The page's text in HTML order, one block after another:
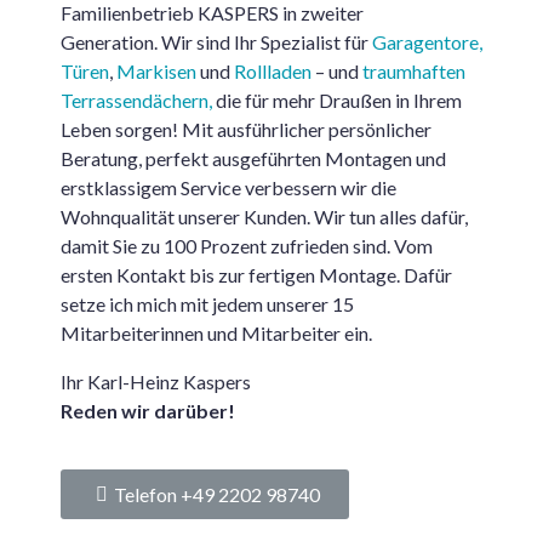
Familienbetrieb KASPERS in zweiter
Generation. Wir sind Ihr Spezialist fürGaragentore,
Türen, Markisenund Rollladen – undtraumhaften
Terrassendächern,die für mehr Draußen in Ihrem
Leben sorgen! Mit ausführlicher persönlicher
Beratung, perfekt ausgeführten Montagen und
erstklassigem Service verbessern wir die
Wohnqualität unserer Kunden. Wir tun alles dafür,
damit Sie zu 100 Prozent zufrieden sind. Vom
ersten Kontakt bis zur fertigen Montage. Dafür
setze ich mich mit jedem unserer 15
Mitarbeiterinnen und Mitarbeiter ein.
Ihr Karl-Heinz Kaspers
Reden wir darüber!
Telefon +49 2202 98740